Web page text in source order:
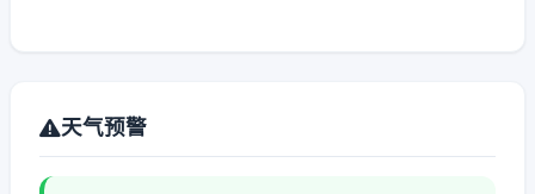
天气预警